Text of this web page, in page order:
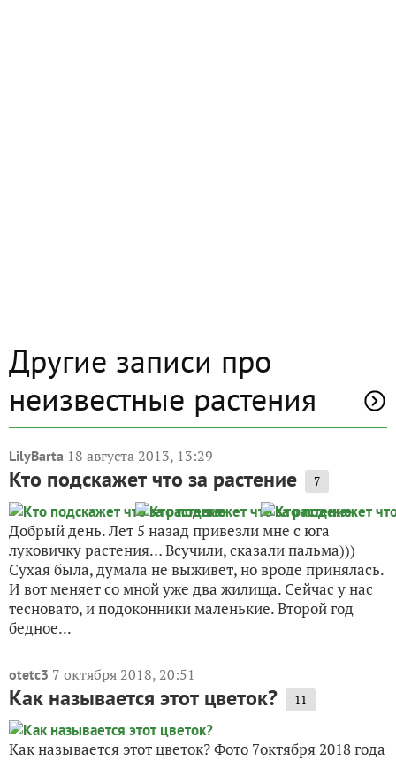
Другие записи про
неизвестные растения
LilyBarta 18 августа 2013, 13:29
Кто подскажет что за растение 7
Добрый день. Лет 5 назад привезли мне с юга
луковичку растения… Всучили, сказали пальма)))
Сухая была, думала не выживет, но вроде принялась.
И вот меняет со мной уже два жилища. Сейчас у нас
тесновато, и подоконники маленькие. Второй год
бедное...
otetc3 7 октября 2018, 20:51
Как называется этот цветок? 11
Как называется этот цветок? Фото 7октября 2018 года